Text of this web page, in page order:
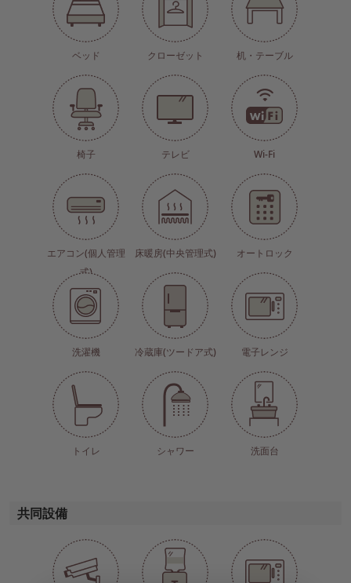
ベッド クローゼット 机・テーブル
椅子 テレビ Wi-Fi
エアコン(個人管理
式)
床暖房(中央管理式) オートロック
洗濯機 冷蔵庫(ツードア式) 電子レンジ
トイレ シャワー 洗面台
共同設備